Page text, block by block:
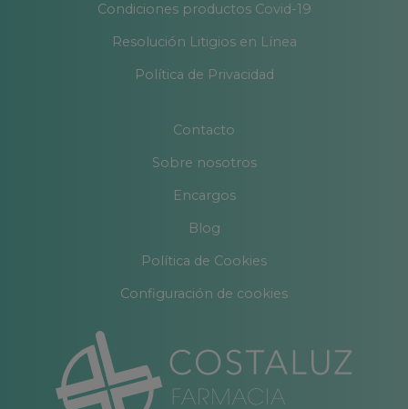
Condiciones productos Covid-19
Resolución Litigios en Línea
Política de Privacidad
Contacto
Sobre nosotros
Encargos
Blog
Política de Cookies
Configuración de cookies